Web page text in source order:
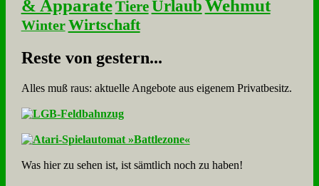
& Apparate Tiere UrlaubWehmut
Winter Wirtschaft
Re­ste von ge­stern...
Alles muß raus: aktuelle An­ge­bo­te aus eigenem Privatbesitz.
Was hier zu sehen ist, ist sämt­lich noch zu haben!